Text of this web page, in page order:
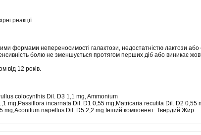
реакції.
формами непереносимості галактози, недостатністю лактози
болю не зменшується протягом перших діб або виникає
від 12 років.
colocynthis Dil. D3 1,1 mg, Ammonium
mg,Passiflora incarnata Dil. D1 0,55 mg,Matricaria recutita Dil. D2 0,55
mg,Aconitum napellus Dil. D5 2,2 mg.Інший компонент: Твердий Жир.